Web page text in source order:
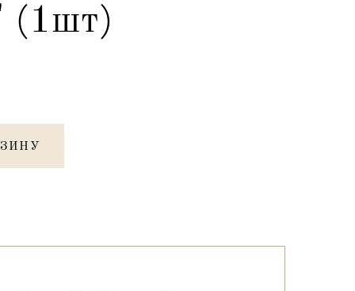
(1шт)